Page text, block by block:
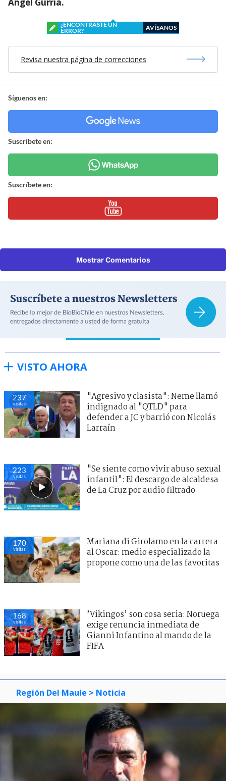
¿ENCONTRASTE UN
ERROR?
AVÍSANOS
Revisa nuestra página de correcciones
Síguenos en:
Suscríbete en:
Suscríbete en:
Mostrar Comentarios
VISTO AHORA
237
visitas
"Agresivo y clasista": Neme llamó
indignado al "QTLD" para
defender a JC y barrió con Nicolás
Larraín
223
visitas
"Se siente como vivir abuso sexual
infantil": El descargo de alcaldesa
de La Cruz por audio filtrado
170
visitas
Mariana di Girolamo en la carrera
al Oscar: medio especializado la
propone como una de las favoritas
168
visitas
’Vikingos’ son cosa seria: Noruega
exige renuncia inmediata de
Gianni Infantino al mando de la
FIFA
Región Del Maule > Noticia